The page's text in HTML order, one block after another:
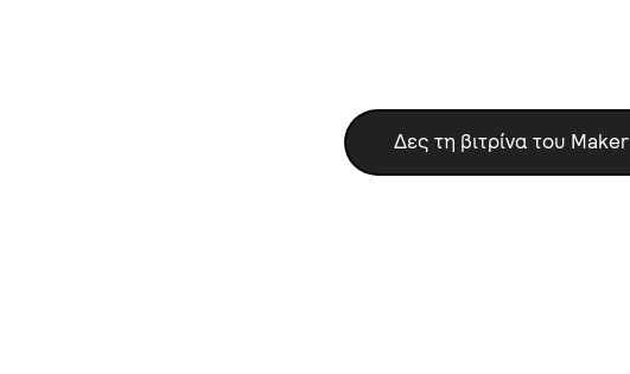
Δες τη βιτρίνα του Maker